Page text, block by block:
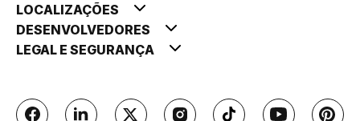
LOCALIZAÇÕES
DESENVOLVEDORES
LEGAL E SEGURANÇA